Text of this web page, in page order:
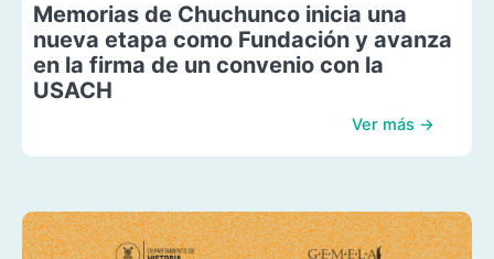
Memorias de Chuchunco inicia una
nueva etapa como Fundación y avanza
en la firma de un convenio con la
USACH
Ver más →